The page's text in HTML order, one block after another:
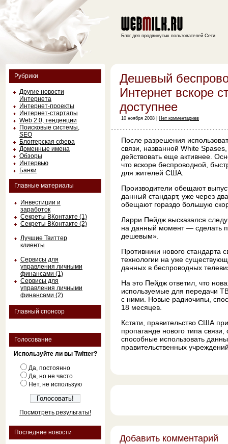
Рубрики
Другие новости
Интернета
Интернет-проекты
Интернет-стартапы
Web 2.0, тенденции
Поисковые системы,
SEO
Блоггерская сфера
Доменные имена
Обзоры
Интервью
Банки
Главные материалы
Инвестиции и
заработок
Секреты ВКонтакте (1)
Секреты ВКонтакте (2)
Лучшие Твиттер
клиенты
Сервисы для
управления личными
финансами (1)
Сервисы для
управления личными
финансами (2)
Главный спонсор
Голосование
Используйте ли вы Twitter?
Да, постоянно
Да, но не часто
Нет, не использую
Посмотреть результаты!
Последние новости
Блог для продвинутых пользователей Сети
Дешевый
Интернет вскоре
доступнее
10 ноября 2008 | Нет комментариев
После разрешения
связи, названной White
действовать еще активнее.
что вскоре беспроводной,
для жителей США.
Производители обещают
данный стандарт, уже через
обещают гораздо большую
Ларри Пейдж высказался
на данный момент — сделать
дешевым».
Противники нового стандарта
технологии на уже
данных в беспроводных
На это Пейдж ответил, что
используемые для передачи
с ними. Новые радиочипы,
18 месяцев.
Кстати, правительство США
пропаганде нового типа
способные использовать
правительственных
Добавить комментарий